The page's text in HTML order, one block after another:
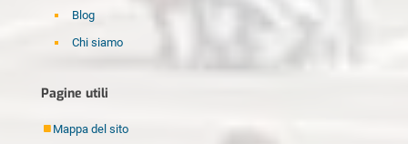
Blog
Chi siamo
Elettricista Milano
Fabbro Milano
Pagine utili
Mappa del sito